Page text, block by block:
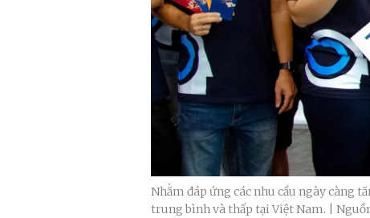
Nhằm đáp ứng các nhu cầu ngày càng
trung bình và thấp tại Việt Nam. |